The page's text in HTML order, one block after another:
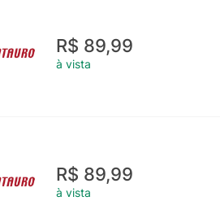
R$ 89,99
à vista
R$ 89,99
à vista